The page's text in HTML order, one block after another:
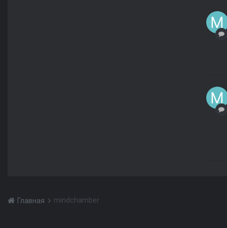
Главная mindchamber